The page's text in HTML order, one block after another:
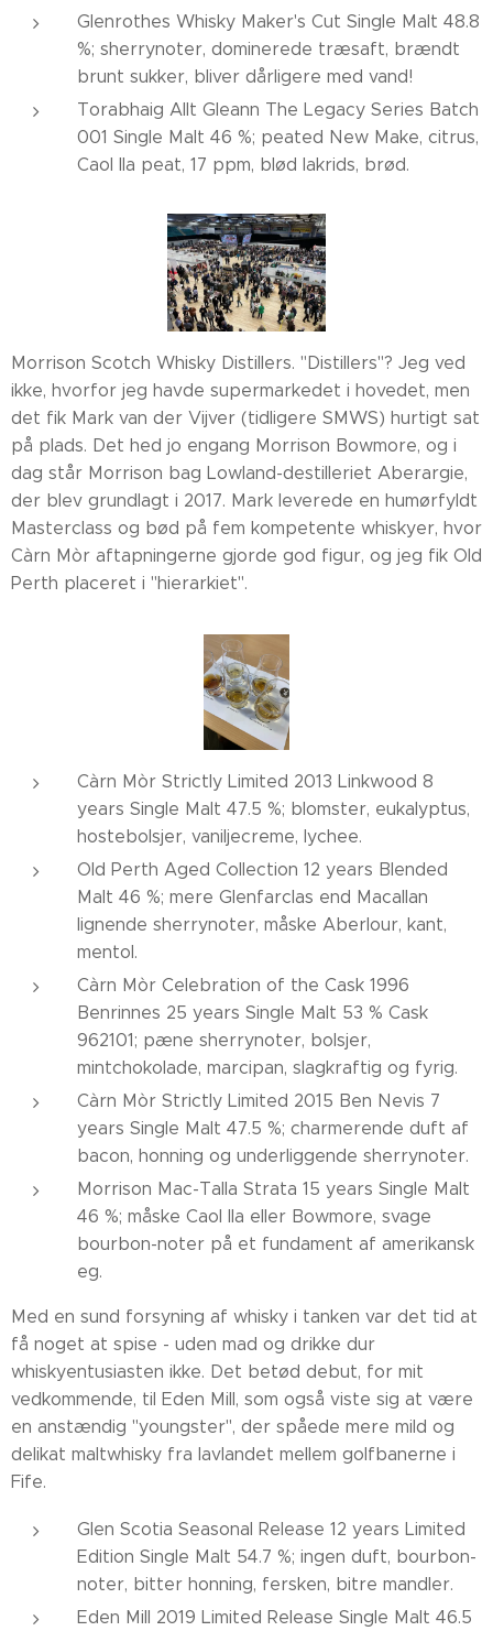
Glenrothes Whisky Maker's Cut Single Malt 48.8
%; sherrynoter, dominerede træsaft, brændt
brunt sukker, bliver dårligere med vand!
Torabhaig Allt Gleann The Legacy Series Batch
001 Single Malt 46 %; peated New Make, citrus,
Caol Ila peat, 17 ppm, blød lakrids, brød.
Morrison Scotch Whisky Distillers. "Distillers"? Jeg ved
ikke, hvorfor jeg havde supermarkedet i hovedet, men
det fik Mark van der Vijver (tidligere SMWS) hurtigt sat
på plads. Det hed jo engang Morrison Bowmore, og i
dag står Morrison bag Lowland-destilleriet Aberargie,
der blev grundlagt i 2017. Mark leverede en humørfyldt
Masterclass og bød på fem kompetente whiskyer, hvor
Càrn Mòr aftapningerne gjorde god figur, og jeg fik Old
Perth placeret i "hierarkiet".
Càrn Mòr Strictly Limited 2013 Linkwood 8
years Single Malt 47.5 %; blomster, eukalyptus,
hostebolsjer, vaniljecreme, lychee.
Old Perth Aged Collection 12 years Blended
Malt 46 %; mere Glenfarclas end Macallan
lignende sherrynoter, måske Aberlour, kant,
mentol.
Càrn Mòr Celebration of the Cask 1996
Benrinnes 25 years Single Malt 53 % Cask
962101; pæne sherrynoter, bolsjer,
mintchokolade, marcipan, slagkraftig og fyrig.
Càrn Mòr Strictly Limited 2015 Ben Nevis 7
years Single Malt 47.5 %; charmerende duft af
bacon, honning og underliggende sherrynoter.
Morrison Mac-Talla Strata 15 years Single Malt
46 %; måske Caol Ila eller Bowmore, svage
bourbon-noter på et fundament af amerikansk
eg.
Med en sund forsyning af whisky i tanken var det tid at
få noget at spise - uden mad og drikke dur
whiskyentusiasten ikke. Det betød debut, for mit
vedkommende, til Eden Mill, som også viste sig at være
en anstændig "youngster", der spåede mere mild og
delikat maltwhisky fra lavlandet mellem golfbanerne i
Fife.
Glen Scotia Seasonal Release 12 years Limited
Edition Single Malt 54.7 %; ingen duft, bourbon-
noter, bitter honning, fersken, bitre mandler.
Eden Mill 2019 Limited Release Single Malt 46.5